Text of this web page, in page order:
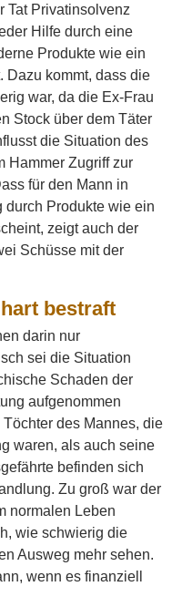
Tat Privatinsolvenz
Hilfe durch eine
Produkte wie ein
Dazu kommt, dass die
war, da die Ex-Frau
Stock über dem Täter
die Situation des
Hammer Zugriff zur
für den Mann in
durch Produkte wie ein
zeigt auch der
Schüsse mit der
bestraft
darin nur
sei die Situation
Schaden der
aufgenommen
des Mannes, die
waren, als auch seine
befinden sich
Zu groß war der
normalen Leben
wie schwierig die
Ausweg mehr sehen.
wenn es finanziell